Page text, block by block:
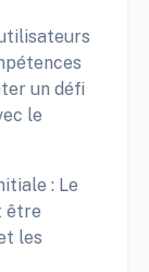
un défi
le
: Le
être
les